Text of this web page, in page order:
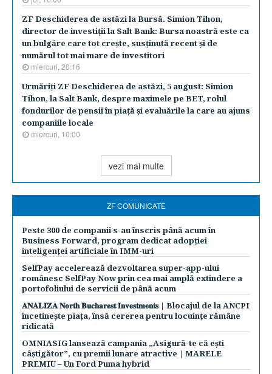
ZF Deschiderea de astăzi la Bursă. Simion Tihon,
director de investiţii la Salt Bank: Bursa noastră este ca
un bulgăre care tot creşte, susţinută recent şi de
numărul tot mai mare de investitori
miercuri, 20:16
Urmăriţi ZF Deschiderea de astăzi, 5 august: Simion
Tihon, la Salt Bank, despre maximele pe BET, rolul
fondurilor de pensii în piaţă şi evaluările la care au ajuns
companiile locale
miercuri, 10:00
vezi mai multe
ZF COMUNICATE
Peste 300 de companii s-au înscris până acum în
Business Forward, program dedicat adopției
inteligenței artificiale în IMM-uri
SelfPay accelerează dezvoltarea super-app-ului
românesc SelfPay Now prin cea mai amplă extindere a
portofoliului de servicii de până acum
𝐀𝐍𝐀𝐋𝐈𝐙𝐀 𝐍𝐨𝐫𝐭𝐡 𝐁𝐮𝐜𝐡𝐚𝐫𝐞𝐬𝐭 𝐈𝐧𝐯𝐞𝐬𝐭𝐦𝐞𝐧𝐭𝐬 | Blocajul de la ANCPI
încetinește piața, însă cererea pentru locuințe rămâne
ridicată
OMNIASIG lansează campania „Asigură-te că ești
câștigător”, cu premii lunare atractive | MARELE
PREMIU – Un Ford Puma hybrid